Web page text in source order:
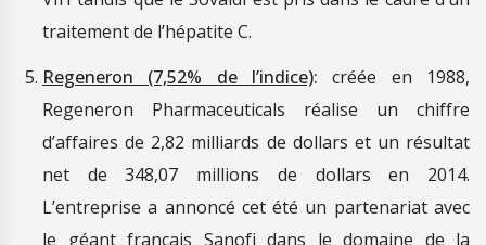
traitement de l’hépatite C.
Regeneron (7,52% de l’indice): créée en 1988,
Regeneron Pharmaceuticals réalise un chiffre
d’affaires de 2,82 milliards de dollars et un résultat
net de 348,07 millions de dollars en 2014.
L’entreprise a annoncé cet été un partenariat avec
le géant français Sanofi dans le domaine de la